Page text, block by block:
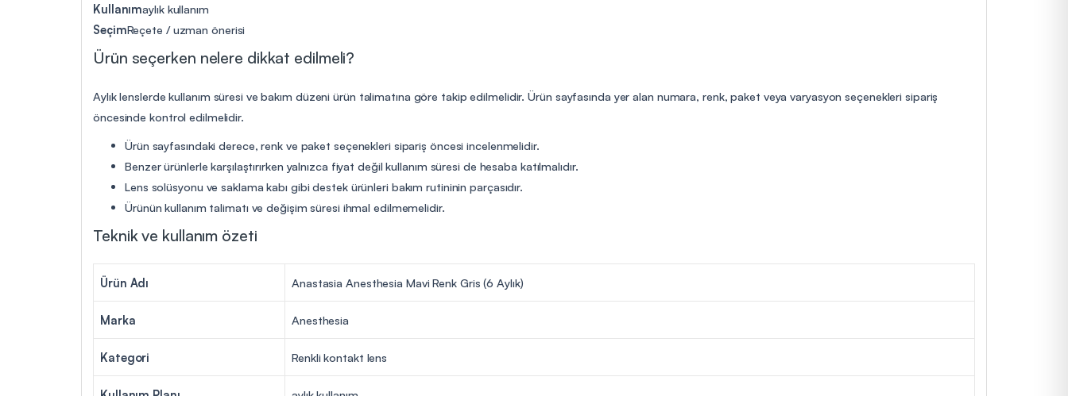
Kullanımaylık kullanım
SeçimReçete / uzman önerisi
Ürün seçerken nelere dikkat edilmeli?
Aylık lenslerde kullanım süresi ve bakım düzeni ürün talimatına göre takip edilmelidir. Ürün sayfasında yer alan numara, renk, paket veya varyasyon seçenekleri sipariş
öncesinde kontrol edilmelidir.
Ürün sayfasındaki derece, renk ve paket seçenekleri sipariş öncesi incelenmelidir.
Benzer ürünlerle karşılaştırırken yalnızca fiyat değil kullanım süresi de hesaba katılmalıdır.
Lens solüsyonu ve saklama kabı gibi destek ürünleri bakım rutininin parçasıdır.
Ürünün kullanım talimatı ve değişim süresi ihmal edilmemelidir.
Teknik ve kullanım özeti
Ürün Adı Anastasia Anesthesia Mavi Renk Gris (6 Aylık)
Marka Anesthesia
Kategori Renkli kontakt lens